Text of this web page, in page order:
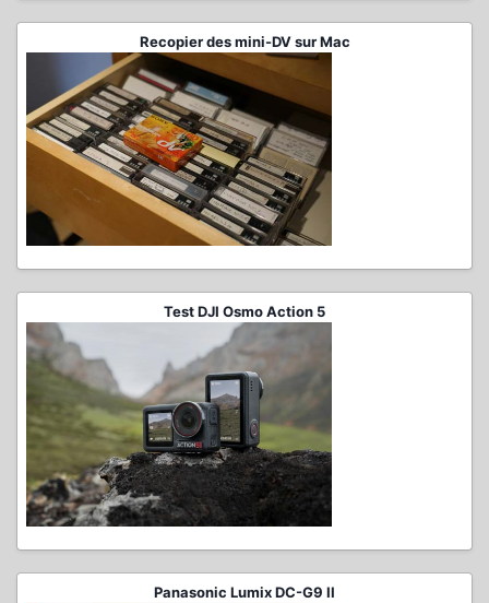
Recopier des mini-DV sur Mac
Test DJI Osmo Action 5
Panasonic Lumix DC-G9 II